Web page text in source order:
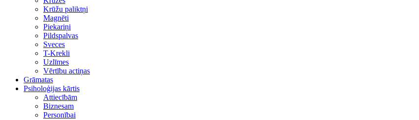
Krūžu paliktņi
Magnēti
Piekariņi
Pildspalvas
Sveces
T-Krekli
Uzlīmes
Vērtību actiņas
Grāmatas
Psiholoģijas kārtis
Attiecībām
Biznesam
Personībai